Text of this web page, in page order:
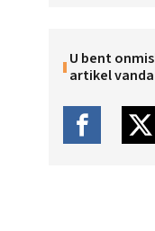
U bent
artikel